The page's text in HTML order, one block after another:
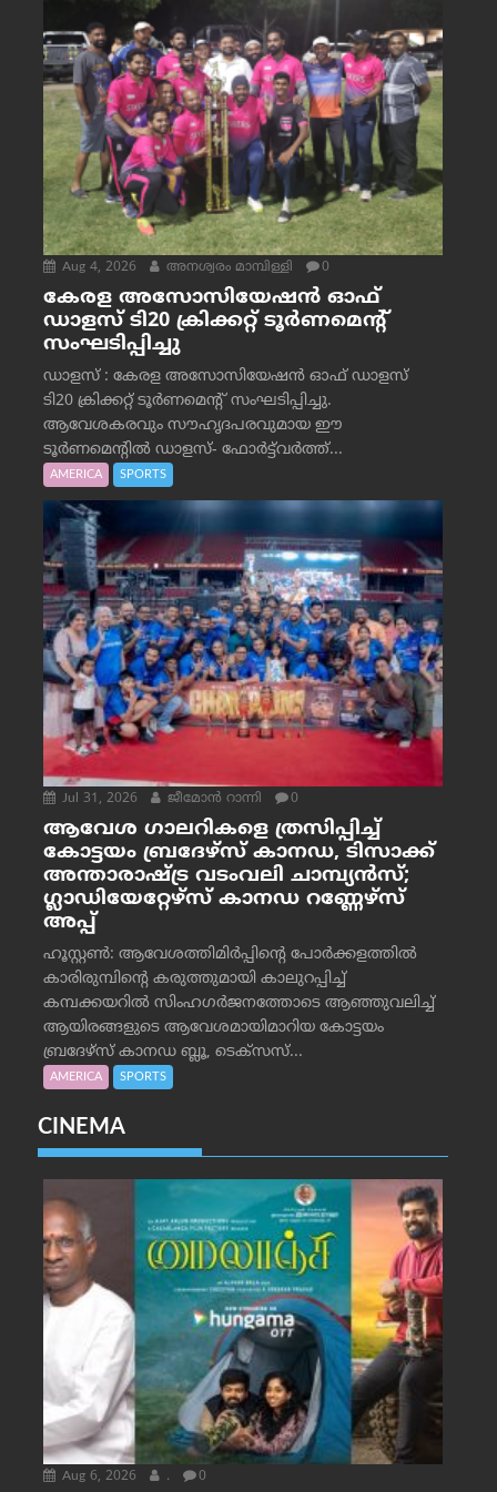
Aug 4, 2026 അനശ്വരം മാമ്പിള്ളി 0
കേരള അസോസിയേഷൻ ഓഫ്
ഡാളസ് ടി20 ക്രിക്കറ്റ് ടൂർണമെന്റ്
സംഘടിപ്പിച്ചു
ഡാളസ് : കേരള അസോസിയേഷൻ ഓഫ് ഡാളസ്
ടി20 ക്രിക്കറ്റ് ടൂർണമെന്റ് സംഘടിപ്പിച്ചു.
ആവേശകരവും സൗഹൃദപരവുമായ ഈ
ടൂർണമെന്റിൽ ഡാളസ്- ഫോർട്ട്‌വര്‍ത്ത്...
AMERICA SPORTS
Jul 31, 2026 ജീമോന്‍ റാന്നി 0
ആവേശ ഗാലറികളെ ത്രസിപ്പിച്ച്
കോട്ടയം ബ്രദേഴ്‌സ് കാനഡ, ടിസാക്ക്
അന്താരാഷ്ട്ര വടംവലി ചാമ്പ്യന്‍സ്;
ഗ്ലാഡിയേറ്റേഴ്‌സ് കാനഡ റണ്ണേഴ്‌സ്
അപ്പ്
ഹൂസ്റ്റണ്‍: ആവേശത്തിമിര്‍പ്പിന്റെ പോര്‍ക്കളത്തില്‍
കാരിരുമ്പിന്റെ കരുത്തുമായി കാലുറപ്പിച്ച്
കമ്പക്കയറില്‍ സിംഹഗര്‍ജനത്തോടെ ആഞ്ഞുവലിച്ച്
ആയിരങ്ങളുടെ ആവേശമായിമാറിയ കോട്ടയം
ബ്രദേഴ്‌സ് കാനഡ ബ്ലൂ, ടെക്‌സസ്...
AMERICA SPORTS
CINEMA
Aug 6, 2026 . 0